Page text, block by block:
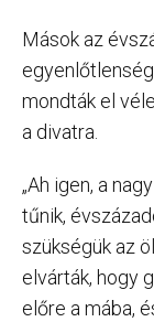
Mások az
mondták el
a divatra.
„Ah igen, a
tűnik,
szükségük az
elvárták, hogy
előre a mába,